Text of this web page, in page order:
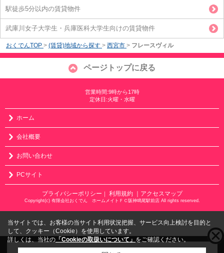
駅徒歩5分以内の賃貸物件
武庫川女子大学生・兵庫医科大学生向けの賃貸物件
おくでんTOP > (賃貸)地域から探す > 西宮市 > フレースヴィル
ページトップに戻る
営業時間:9時から17時
定休日:火曜・水曜
ホーム
会社概要
お問い合わせ
PCサイト
プライバシーポリシー 利用規約 ｜アクセスマップ
Copyright(c) 有限会社おくでん ホームメイトＦＣ阪神鳴尾駅前店 All rights reserved.
当サイトでは、お客様の当サイト利用状況把握、サービス向上検討を目的と
して、クッキー（Cookie）を使用しています。
詳しくは、当社の 「Cookieの取扱いについて」 をご確認ください。